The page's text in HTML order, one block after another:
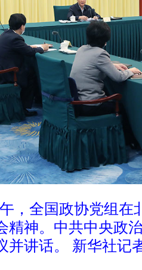
，全国政协党组
精神。中共中央政
并讲话。 新华社记